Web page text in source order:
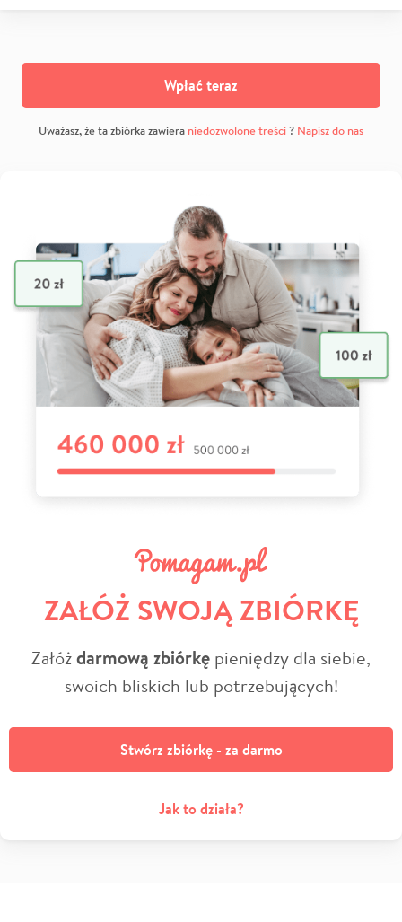
Wpłać teraz
Uważasz, że ta zbiórka zawiera niedozwolone treści? Napisz do nas
ZAŁÓŻ SWOJĄ ZBIÓRKĘ
Załóżdarmową zbiórkę pieniędzy dla siebie,
swoich bliskich lub potrzebujących!
Stwórz zbiórkę - za darmo
Jak to działa?